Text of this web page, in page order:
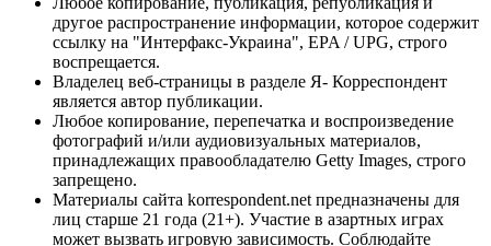
другое распространение информации, которое содержит
ссылку на "Интерфакс-Украина", EPA / UPG, строго
воспрещается.
Владелец веб-страницы в разделе Я- Корреспондент
является автор публикации.
Любое копирование, перепечатка и воспроизведение
фотографий и/или аудиовизуальных материалов,
принадлежащих правообладателю Getty Images, строго
запрещено.
Материалы сайта korrespondent.net предназначены для
лиц старше 21 года (21+). Участие в азартных играх
может вызвать игровую зависимость. Соблюдайте